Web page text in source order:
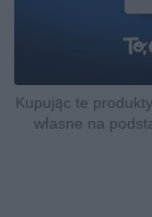
Kupując te
własne na